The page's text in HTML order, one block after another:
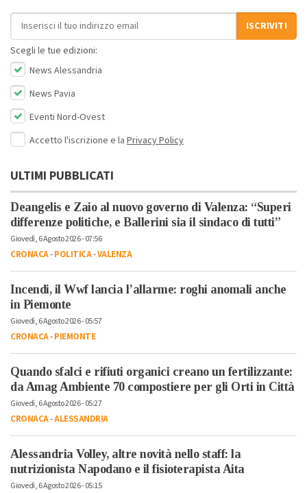
Indirizzo email
ISCRIVITI
Scegli le tue edizioni:
News Alessandria
News Pavia
Eventi Nord-Ovest
Accetto l'iscrizione e la Privacy Policy
ULTIMI PUBBLICATI
Deangelis e Zaio al nuovo governo di Valenza: “Superi
differenze politiche, e Ballerini sia il sindaco di tutti”
Giovedì, 6 Agosto 2026 - 07:56
CRONACA-POLITICA-VALENZA
Incendi, il Wwf lancia l’allarme: roghi anomali anche
in Piemonte
Giovedì, 6 Agosto 2026 - 05:57
CRONACA-PIEMONTE
Quando sfalci e rifiuti organici creano un fertilizzante:
da Amag Ambiente 70 compostiere per gli Orti in Città
Giovedì, 6 Agosto 2026 - 05:27
CRONACA-ALESSANDRIA
Alessandria Volley, altre novità nello staff: la
nutrizionista Napodano e il fisioterapista Aita
Giovedì, 6 Agosto 2026 - 05:15